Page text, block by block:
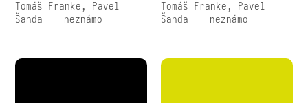
Tomáš Franke, Pavel
Šanda — neznámo
Tomáš Franke, Pavel
Šanda — neznámo